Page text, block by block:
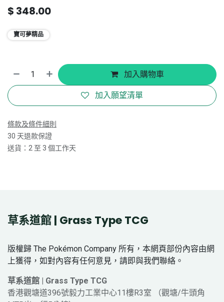
$ 348.00
寶可夢精品
加入購物車
加入願望清單
條款及條件細則
30 天退款保證
送貨：2 至 3 個工作天
草系道館 | Grass Type TCG
版權歸 The Pokémon Company 所有，本網頁部份內容由網
上獲得，如對內容有任何意見，請即與我們聯絡。
草系道館 | Grass Type TCG
香港觀塘道396號毅力工業中心11樓R3室 （觀塘/牛頭角